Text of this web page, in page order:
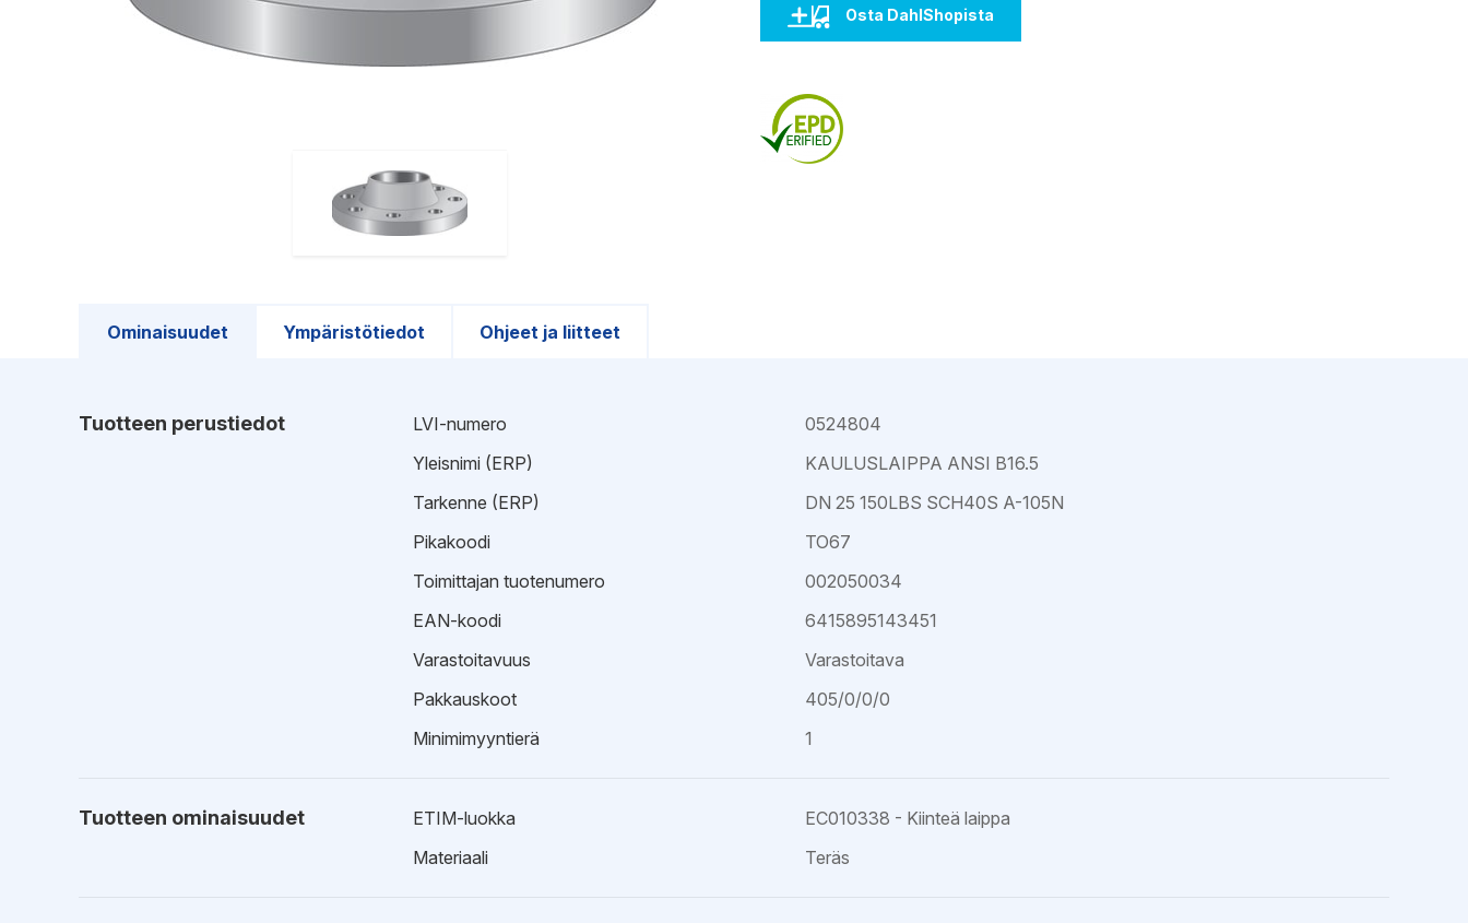
Kemi
Oulu-Välivainio
Pori
Osta DahlShopista
Ominaisuudet Ympäristötiedot Ohjeet ja liitteet
Tuotteen perustiedot LVI-numero
0524804
Yleisnimi (ERP)
KAULUSLAIPPA ANSI B16.5
Tarkenne (ERP)
DN 25 150LBS SCH40S A-105N
Pikakoodi
TO67
Toimittajan tuotenumero
002050034
EAN-koodi
6415895143451
Varastoitavuus
Varastoitava
Pakkauskoot
405/0/0/0
Minimimyyntierä
1
Tuotteen ominaisuudet ETIM-luokka
EC010338 - Kiinteä laippa
Materiaali
Teräs